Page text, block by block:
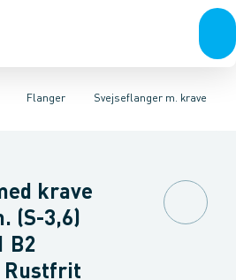
stålGalvaniseret stålPlastIndustri
FlangerLevnedsmiddel fittings
Svejseflanger m. krave
Svejseflanger m. krave
krave
(S-3,6)
B2
Rustfrit